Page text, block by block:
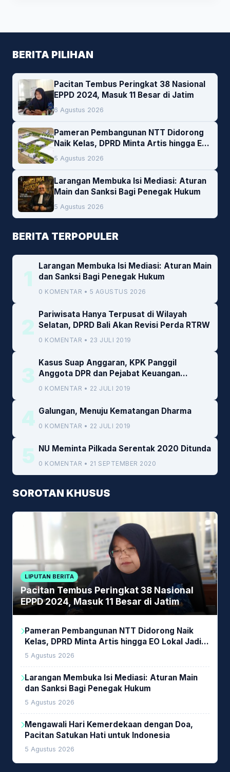
BERITA PILIHAN
Pacitan Tembus Peringkat 38 Nasional
EPPD 2024, Masuk 11 Besar di Jatim
6 Agustus 2026
Pameran Pembangunan NTT Didorong
Naik Kelas, DPRD Minta Artis hingga EO
Lokal Jadi Prioritas
5 Agustus 2026
Larangan Membuka Isi Mediasi: Aturan
Main dan Sanksi Bagi Penegak Hukum
5 Agustus 2026
BERITA TERPOPULER
1
Larangan Membuka Isi Mediasi: Aturan Main
dan Sanksi Bagi Penegak Hukum
0 KOMENTAR • 5 AGUSTUS 2026
2
Pariwisata Hanya Terpusat di Wilayah
Selatan, DPRD Bali Akan Revisi Perda RTRW
0 KOMENTAR • 23 JULI 2019
3
Kasus Suap Anggaran, KPK Panggil
Anggota DPR dan Pejabat Keuangan
Kemenkeu
0 KOMENTAR • 22 JULI 2019
4 Galungan, Menuju Kematangan Dharma
0 KOMENTAR • 22 JULI 2019
5 NU Meminta Pilkada Serentak 2020 Ditunda
0 KOMENTAR • 21 SEPTEMBER 2020
SOROTAN KHUSUS
LIPUTAN BERITA
Pacitan Tembus Peringkat 38 Nasional
EPPD 2024, Masuk 11 Besar di Jatim
Pameran Pembangunan NTT Didorong Naik
Kelas, DPRD Minta Artis hingga EO Lokal Jadi
Prioritas
5 Agustus 2026
Larangan Membuka Isi Mediasi: Aturan Main
dan Sanksi Bagi Penegak Hukum
5 Agustus 2026
Mengawali Hari Kemerdekaan dengan Doa,
Pacitan Satukan Hati untuk Indonesia
5 Agustus 2026